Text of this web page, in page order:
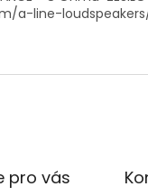
a-line-
pro vás